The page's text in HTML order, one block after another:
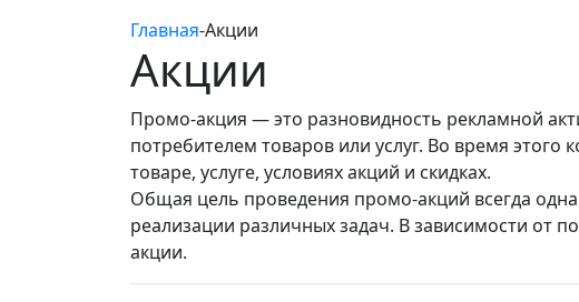
Главная-Акции
Акции
Промо-акция — это разновидность рекламной
потребителем товаров или услуг. Во время
товаре, услуге, условиях акций и скидках.
Общая цель проведения промо-акций всегда
реализации различных задач. В зависимости от
акции.